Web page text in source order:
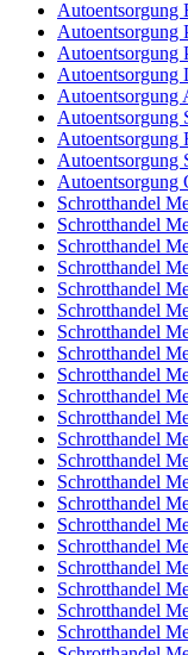
Autoentsorgung
Autoentsorgung
Autoentsorgung
Autoentsorgung
Autoentsorgung
Autoentsorgung
Autoentsorgung
Autoentsorgung
Autoentsorgung
Schrotthandel
Schrotthandel
Schrotthandel
Schrotthandel
Schrotthandel
Schrotthandel
Schrotthandel
Schrotthandel
Schrotthandel
Schrotthandel
Schrotthandel
Schrotthandel
Schrotthandel
Schrotthandel
Schrotthandel
Schrotthandel
Schrotthandel
Schrotthandel
Schrotthandel
Schrotthandel
Schrotthandel